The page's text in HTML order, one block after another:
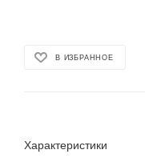
В ИЗБРАННОЕ
Характеристики